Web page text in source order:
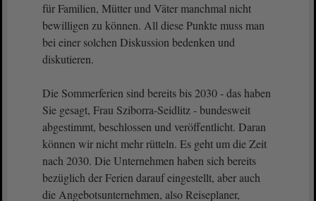
für Familien, Mütter und Väter manchmal nicht
bewilligen zu können. All diese Punkte muss man
bei einer solchen Diskussion bedenken und
diskutieren.
Die Sommerferien sind bereits bis 2030 - das haben
Sie gesagt, Frau Sziborra-Seidlitz - bundesweit
abgestimmt, beschlossen und veröffentlicht. Daran
können wir nicht mehr rütteln. Es geht um die Zeit
nach 2030. Die Unternehmen haben sich bereits
bezüglich der Ferien darauf eingestellt, aber auch
die Angebotsunternehmen, also Reiseplaner,